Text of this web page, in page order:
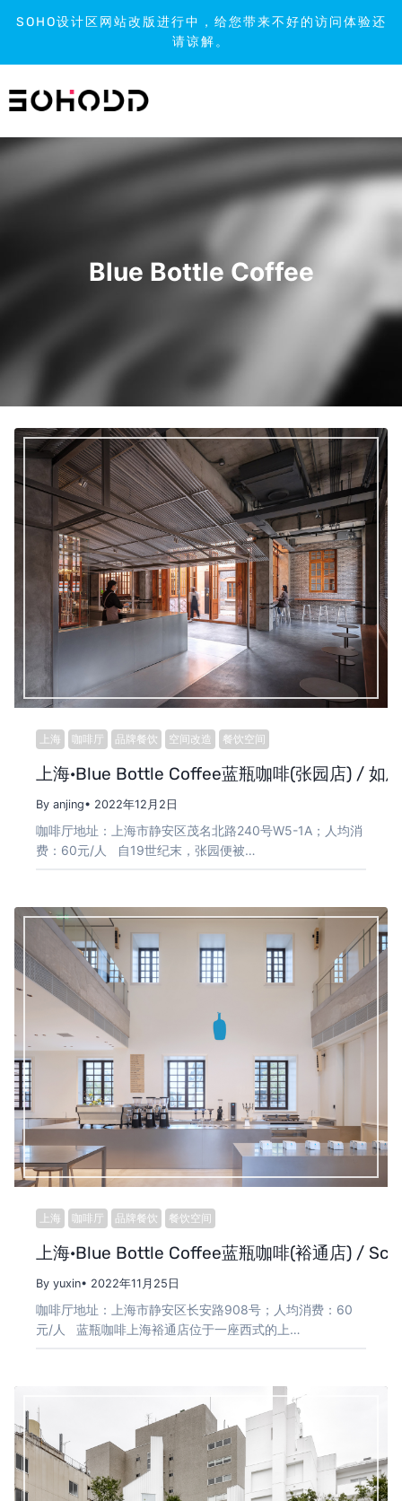
SOHO设计区网站改版进行中，给您带来不好的访问体验还
请谅解。
到
容
Blue Bottle Coffee
上海 咖啡厅 品牌餐饮 空间改造 餐饮空间
上海·Blue Bottle Coffee蓝瓶咖啡(张园店) / 如恩
By anjing• 2022年12月2日
咖啡厅地址：上海市静安区茂名北路240号W5-1A；人均消
费：60元/人 自19世纪末，张园便被…
上海 咖啡厅 品牌餐饮 餐饮空间
上海·Blue Bottle Coffee蓝瓶咖啡(裕通店) /
By yuxin• 2022年11月25日
咖啡厅地址：上海市静安区长安路908号；人均消费：60
元/人 蓝瓶咖啡上海裕通店位于一座西式的上…